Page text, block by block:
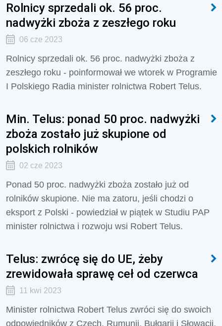
Rolnicy sprzedali ok. 56 proc.
nadwyżki zboża z zeszłego roku
06 cze 2023
Rolnicy sprzedali ok. 56 proc. nadwyżki zboża z
zeszłego roku - poinformował we wtorek w Programie
I Polskiego Radia minister rolnictwa Robert Telus.
Min. Telus: ponad 50 proc. nadwyżki
zboża zostało już skupione od
polskich rolników
02 cze 2023
Ponad 50 proc. nadwyżki zboża zostało już od
rolników skupione. Nie ma zatoru, jeśli chodzi o
eksport z Polski - powiedział w piątek w Studiu PAP
minister rolnictwa i rozwoju wsi Robert Telus.
Telus: zwrócę się do UE, żeby
zrewidowała sprawę ceł od czerwca
11 kwi 2023
Minister rolnictwa Robert Telus zwróci się do swoich
odpowiedników z Czech, Rumunii, Bułgarii i Słowacji,